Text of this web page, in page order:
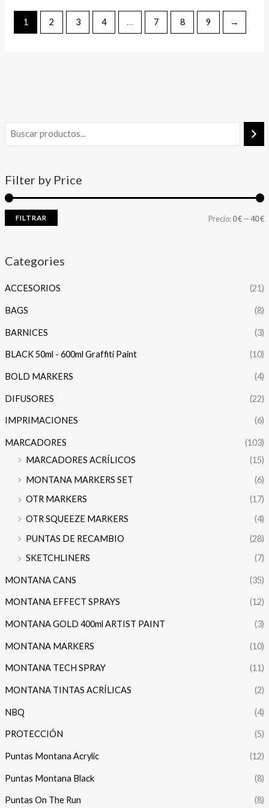
Filter by Price
FILTRAR Precio:0 €—40 €
Categories
ACCESORIOS (21)
BAGS (8)
BARNICES (3)
BLACK 50ml - 600ml Graffiti Paint (10)
BOLD MARKERS (4)
DIFUSORES (22)
IMPRIMACIONES (6)
MARCADORES
(103)
MARCADORES ACRÍLICOS
(15)
MONTANA MARKERS SET
(6)
OTR MARKERS
(17)
OTR SQUEEZE MARKERS
(4)
PUNTAS DE RECAMBIO
(28)
SKETCHLINERS
(7)
MONTANA CANS (35)
MONTANA EFFECT SPRAYS (12)
MONTANA GOLD 400ml ARTIST PAINT (3)
MONTANA MARKERS (10)
MONTANA TECH SPRAY (11)
MONTANA TINTAS ACRÍLICAS (2)
NBQ (4)
PROTECCIÓN (5)
Puntas Montana Acrylic (12)
Puntas Montana Black (8)
Puntas On The Run (8)
1 2 3 4 … 7 8 9 →